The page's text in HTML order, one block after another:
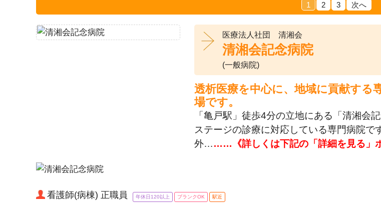
1 2 3 次へ
医療法人社団 清湘会
清湘会記念病院
(一般病院)
透析医療を中心に、地域に貢献する
場です。
「亀戸駅」徒歩4分の立地にある「清湘会
ステージの診療に対応している専門病院
外………《詳しくは下記の「詳細を見る」
看護師(病棟) 正職員 年休日120以上 ブランクOK 駅近